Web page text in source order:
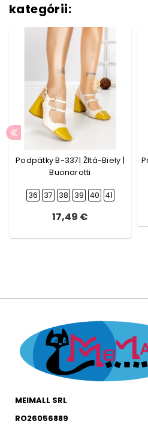
kategórii:
Podpätky B-3371 Žltá-Biely |
Buonarotti
36 37 38 39 40 41
17,49 €
MEIMALL SRL
RO26056889